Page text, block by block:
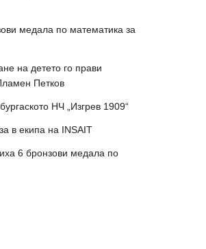
медала по математика за
на детето го прави
Петков
НЧ „Изгрев 1909“
в екипа на INSAIT
6 бронзови медала по